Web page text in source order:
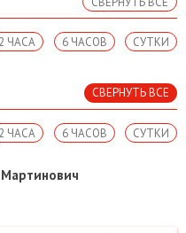
СУТКИ
6 ЧАСОВ
2 ЧАСА
СВЕРНУТЬ ВСЕ
СУТКИ
6 ЧАСОВ
2 ЧАСА